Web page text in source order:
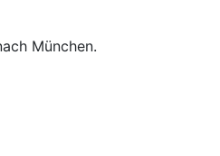
München.